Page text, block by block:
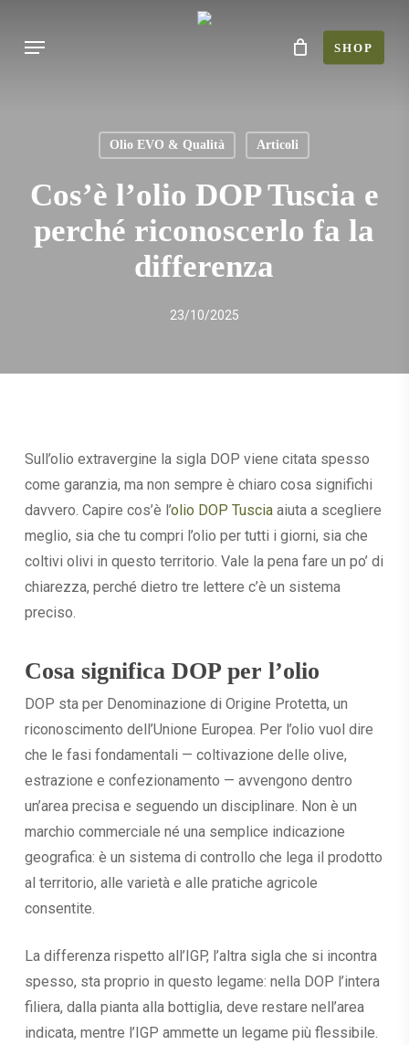
SHOP
Menu
Olio EVO & Qualità Articoli
Cos’è l’olio DOP Tuscia e
perché riconoscerlo fa la
differenza
23/10/2025
Sull’olio extravergine la sigla DOP viene citata spesso
come garanzia, ma non sempre è chiaro cosa significhi
davvero. Capire cos’è l’olio DOP Tusciaaiuta a scegliere
meglio, sia che tu compri l’olio per tutti i giorni, sia che
coltivi olivi in questo territorio. Vale la pena fare un po’ di
chiarezza, perché dietro tre lettere c’è un sistema
preciso.
Cosa significa DOP per l’olio
DOP sta per Denominazione di Origine Protetta, un
riconoscimento dell’Unione Europea. Per l’olio vuol dire
che le fasi fondamentali — coltivazione delle olive,
estrazione e confezionamento — avvengono dentro
un’area precisa e seguendo un disciplinare. Non è un
marchio commerciale né una semplice indicazione
geografica: è un sistema di controllo che lega il prodotto
al territorio, alle varietà e alle pratiche agricole
consentite.
La differenza rispetto all’IGP, l’altra sigla che si incontra
spesso, sta proprio in questo legame: nella DOP l’intera
filiera, dalla pianta alla bottiglia, deve restare nell’area
indicata, mentre l’IGP ammette un legame più flessibile.